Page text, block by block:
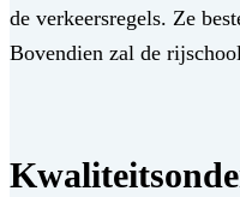
de verkeersregels. Ze
Bovendien zal de